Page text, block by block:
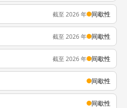
截至 2026 年 间歇性
截至 2026 年 间歇性
截至 2026 年 间歇性
间歇性
间歇性